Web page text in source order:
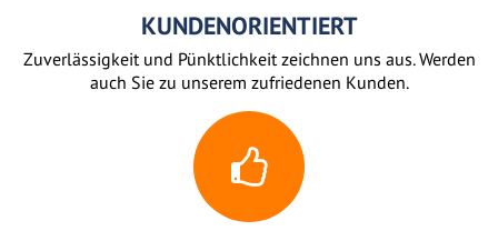
KUNDENORIENTIERT
Zuverlässigkeit und Pünktlichkeit zeichnen uns aus. Werden
auch Sie zu unserem zufriedenen Kunden.